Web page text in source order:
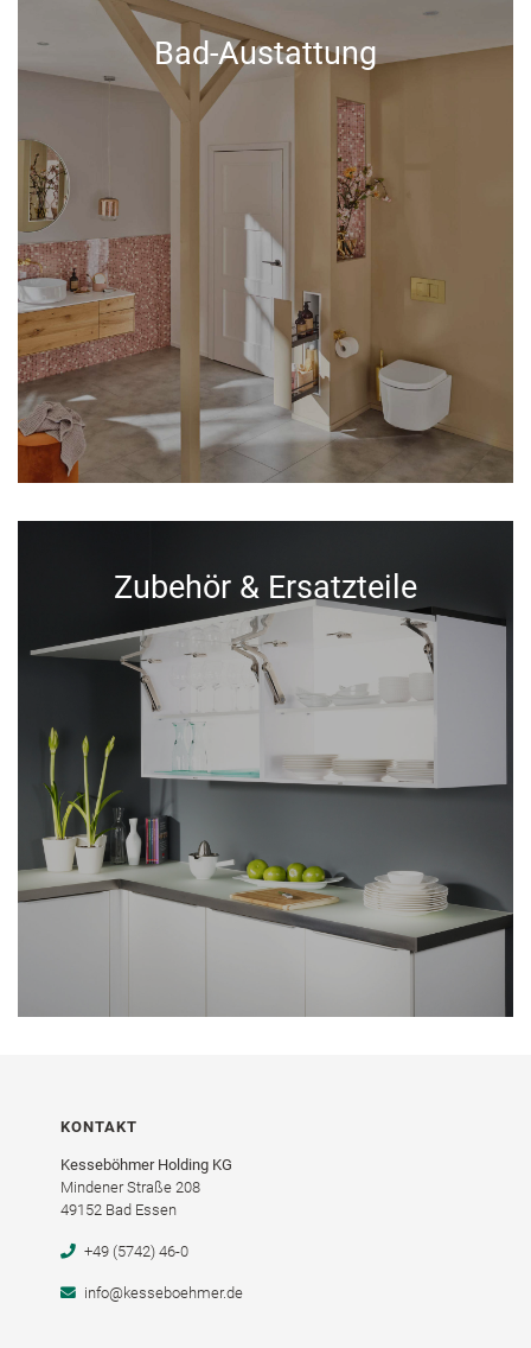
Bad-Austattung
Zubehör & Ersatzteile
KONTAKT
Kesseböhmer Holding KG
Mindener Straße 208
49152 Bad Essen
+49 (5742) 46-0
info@kesseboehmer.de